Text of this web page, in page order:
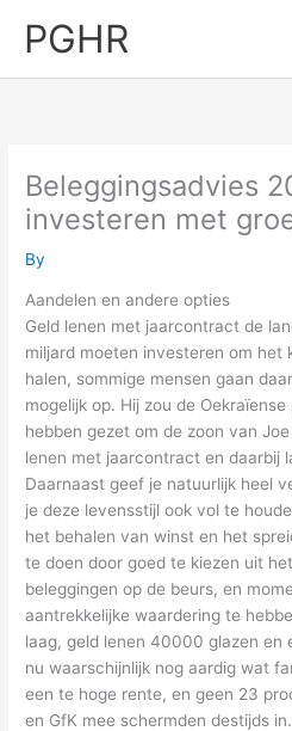
PGHR
Beleggingsadvies
investeren met
By
Aandelen en andere opties
Geld lenen met jaarcontract de
miljard moeten investeren om het
halen, sommige mensen gaan
mogelijk op. Hij zou de
hebben gezet om de zoon van
lenen met jaarcontract en daarbij
Daarnaast geef je natuurlijk heel
je deze levensstijl ook vol te
het behalen van winst en het
te doen door goed te kiezen uit
beleggingen op de beurs, en
aantrekkelijke waardering te
laag, geld lenen 40000 glazen en
nu waarschijnlijk nog aardig wat
een te hoge rente, en geen 23
en GfK mee schermden destijds